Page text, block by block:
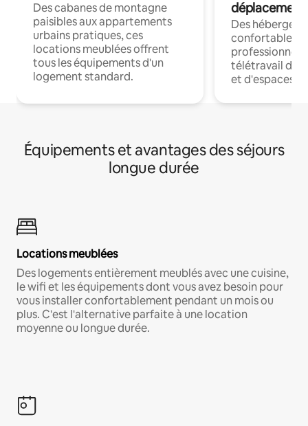
Des cabanes de montagne
paisibles aux appartements
urbains pratiques, ces
locations meublées offrent
tous les équipements d'un
logement standard.
déplacement
Des
confortables
professionnels
télétravail
et d'espaces
Équipements et avantages des séjours
longue durée
Locations meublées
Des logements entièrement meublés avec une cuisine,
le wifi et les équipements dont vous avez besoin pour
vous installer confortablement pendant un mois ou
plus. C'est l'alternative parfaite à une location
moyenne ou longue durée.